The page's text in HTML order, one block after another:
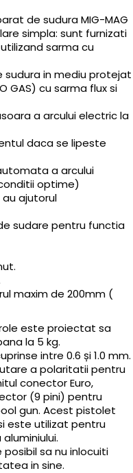
de sudura MIG-MAG
simpla: sunt furnizati
sarma cu
sudura in mediu protejat
GAS) cu sarma flux si
a arcului electric la
daca se lipeste
a arcului
optime)
au ajutorul
sudare pentru functia
maxim de 200mm (
este proiectat sa
la 5 kg.
intre 0.6 și 1.0 mm.
a polaritatii pentru
conector Euro,
(9 pini) pentru
gun. Acest pistolet
este utilizat pentru
sa nu inlocuiti
in sine.